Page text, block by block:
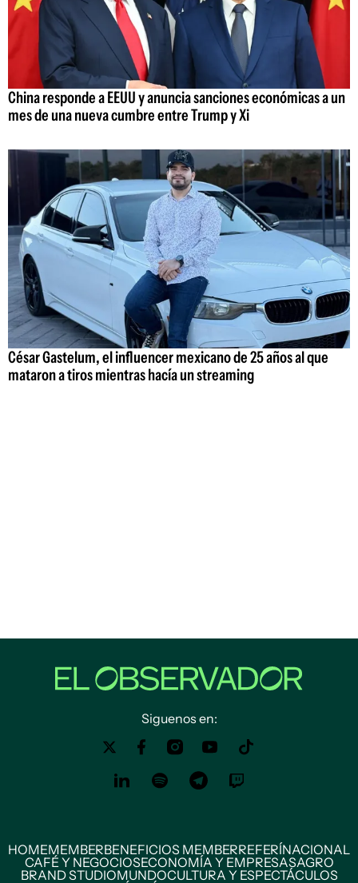
China responde a EEUU y anuncia sanciones económicas a un
mes de una nueva cumbre entre Trump y Xi
César Gastelum, el influencer mexicano de 25 años al que
mataron a tiros mientras hacía un streaming
Siguenos en:
HOMEMEMBERBENEFICIOS MEMBERREFERÍNACIONAL
CAFÉ Y NEGOCIOSECONOMÍA Y EMPRESASAGRO
BRAND STUDIOMUNDOCULTURA Y ESPECTÁCULOS